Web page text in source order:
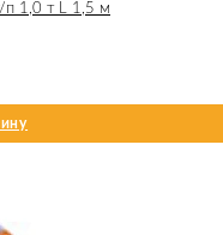
п 1,0 т L 1,5 м